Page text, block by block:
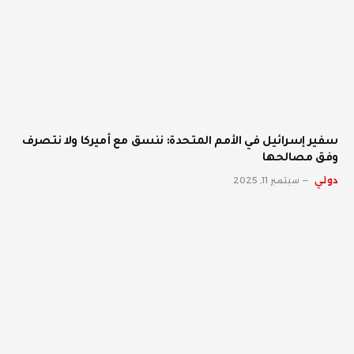
سفير إسرائيل في الأمم المتحدة: ننسق مع أميركا ولا نتصرف
وفق مصالحها
دولي سبتمبر 11, 2025